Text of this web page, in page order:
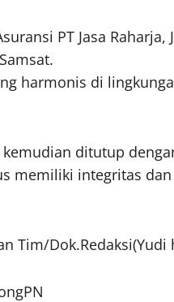
PT Jasa
harmonis di
kemudian ditutup
memiliki integritas
Tim/